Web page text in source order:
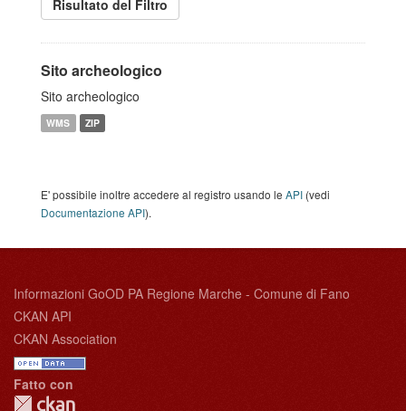
Risultato del Filtro
Sito archeologico
Sito archeologico
WMS ZIP
E' possibile inoltre accedere al registro usando le API (vedi
Documentazione API).
Informazioni GoOD PA Regione Marche - Comune di Fano
CKAN API
CKAN Association
Fatto con